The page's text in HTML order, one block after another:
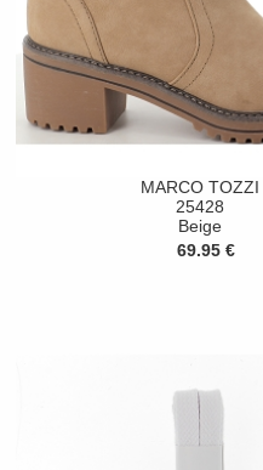
MARCO TOZZI
25428
Beige
69.95 €